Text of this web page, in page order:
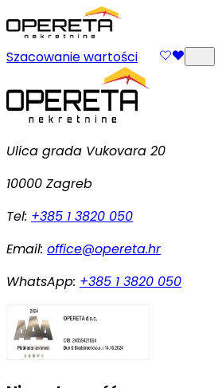
Szacowanie wartości
Ulica grada Vukovara 20
10000 Zagreb
Tel: +385 1 3820 050
Email: office@opereta.hr
WhatsApp: +385 1 3820 050